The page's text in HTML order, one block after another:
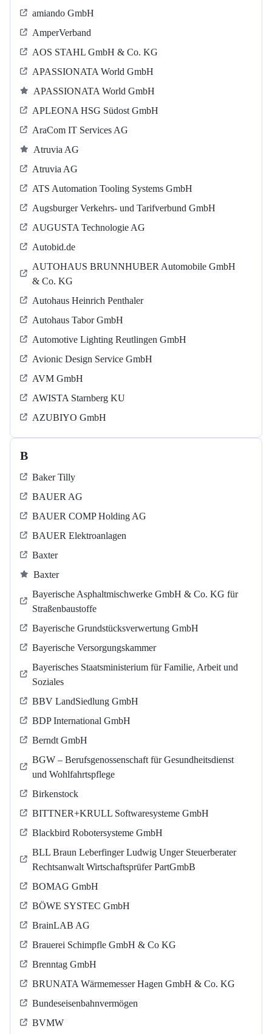
amiando GmbH
AmperVerband
AOS STAHL GmbH & Co. KG
APASSIONATA World GmbH
APASSIONATA World GmbH
APLEONA HSG Südost GmbH
AraCom IT Services AG
Atruvia AG
Atruvia AG
ATS Automation Tooling Systems GmbH
Augsburger Verkehrs- und Tarifverbund GmbH
AUGUSTA Technologie AG
Autobid.de
AUTOHAUS BRUNNHUBER Automobile GmbH
& Co. KG
Autohaus Heinrich Penthaler
Autohaus Tabor GmbH
Automotive Lighting Reutlingen GmbH
Avionic Design Service GmbH
AVM GmbH
AWISTA Starnberg KU
AZUBIYO GmbH
B
Baker Tilly
BAUER AG
BAUER COMP Holding AG
BAUER Elektroanlagen
Baxter
Baxter
Bayerische Asphaltmischwerke GmbH & Co. KG für
Straßenbaustoffe
Bayerische Grundstücksverwertung GmbH
Bayerische Versorgungskammer
Bayerisches Staatsministerium für Familie, Arbeit und
Soziales
BBV LandSiedlung GmbH
BDP International GmbH
Berndt GmbH
BGW – Berufsgenossenschaft für Gesundheitsdienst
und Wohlfahrtspflege
Birkenstock
BITTNER+KRULL Softwaresysteme GmbH
Blackbird Robotersysteme GmbH
BLL Braun Leberfinger Ludwig Unger Steuerberater
Rechtsanwalt Wirtschaftsprüfer PartGmbB
BOMAG GmbH
BÖWE SYSTEC GmbH
BrainLAB AG
Brauerei Schimpfle GmbH & Co KG
Brenntag GmbH
BRUNATA Wärmemesser Hagen GmbH & Co. KG
Bundeseisenbahnvermögen
BVMW